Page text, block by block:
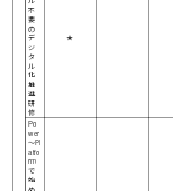
不
要
の
デ
ジ
タ
ル
化
推
進
研
修
★
Po
wer
～Pl
atfo
rm
で
始
め